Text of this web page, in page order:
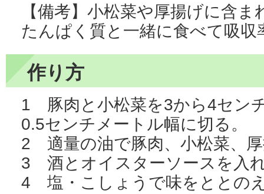
【備考】小松菜や厚揚げに含
たんぱく質と一緒に食べて吸収
作り方
1 豚肉と小松菜を3から4セン
0.5センチメートル幅に切る。
2 適量の油で豚肉、小松菜、
3 酒とオイスターソースを入
4 塩・こしょうで味をととの